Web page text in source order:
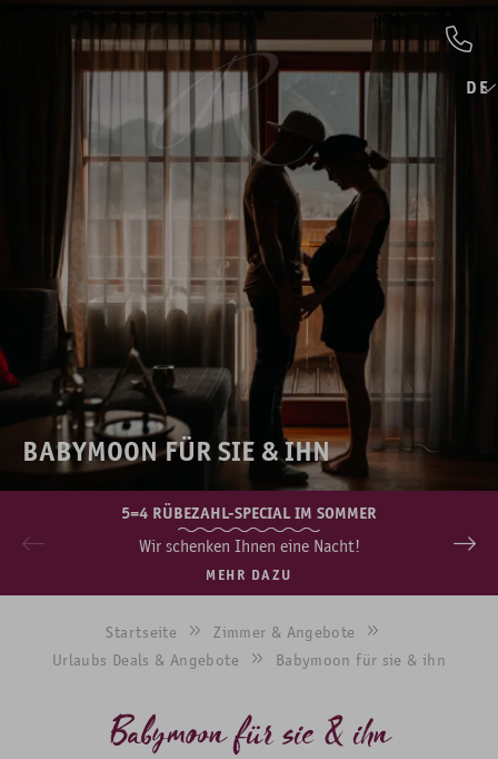
DE
BABYMOON FÜR SIE & IHN
5=4 RÜBEZAHL-SPECIAL IM SOMMER
Wir schenken Ihnen eine Nacht!
MEHR DAZU
Startseite
Zimmer & Angebote
Urlaubs Deals & Angebote
Babymoon für sie & ihn
Babymoon für sie & ihn